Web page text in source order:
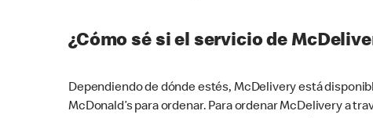
¿Cómo sé si el servicio de
Dependiendo de dónde estés, McDelivery está
McDonald’s para ordenar. Para ordenar McDelivery a